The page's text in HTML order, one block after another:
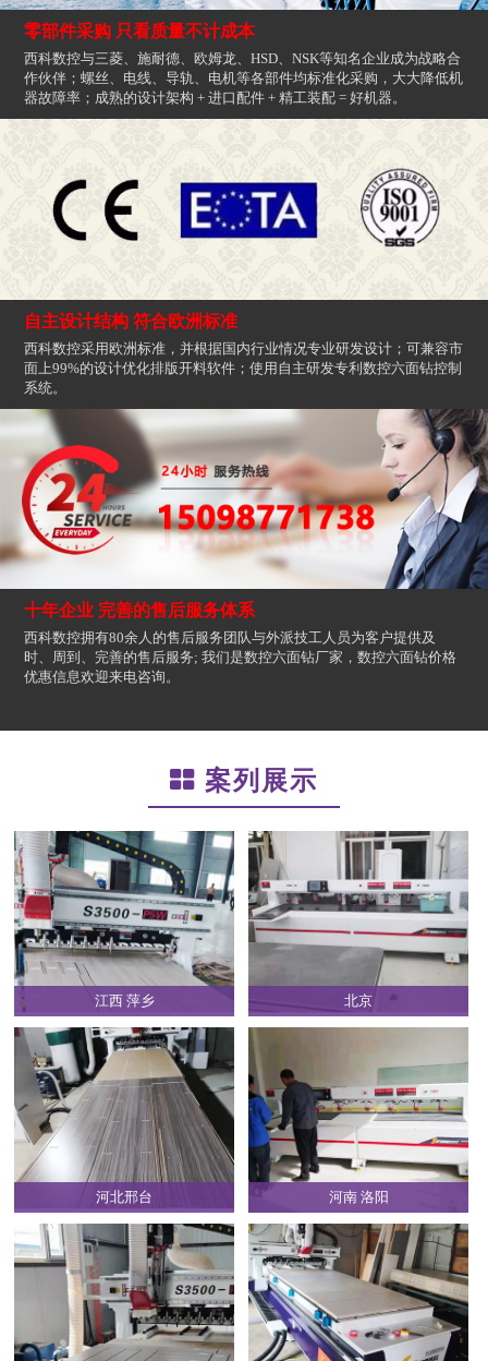
零部件采购 只看质量不计成本
西科数控与三菱、施耐德、欧姆龙、HSD、NSK等知名企业成为战略合
作伙伴；螺丝、电线、导轨、电机等各部件均标准化采购，大大降低机
器故障率；成熟的设计架构 + 进口配件 + 精工装配 = 好机器。
自主设计结构 符合欧洲标准
西科数控采用欧洲标准，并根据国内行业情况专业研发设计；可兼容市
面上99%的设计优化排版开料软件；使用自主研发专利数控六面钻控制
系统。
十年企业 完善的售后服务体系
西科数控拥有80余人的售后服务团队与外派技工人员为客户提供及
时、周到、完善的售后服务; 我们是数控六面钻厂家，数控六面钻价格
优惠信息欢迎来电咨询。
案列展示
江西 萍乡 北京
河北邢台 河南 洛阳